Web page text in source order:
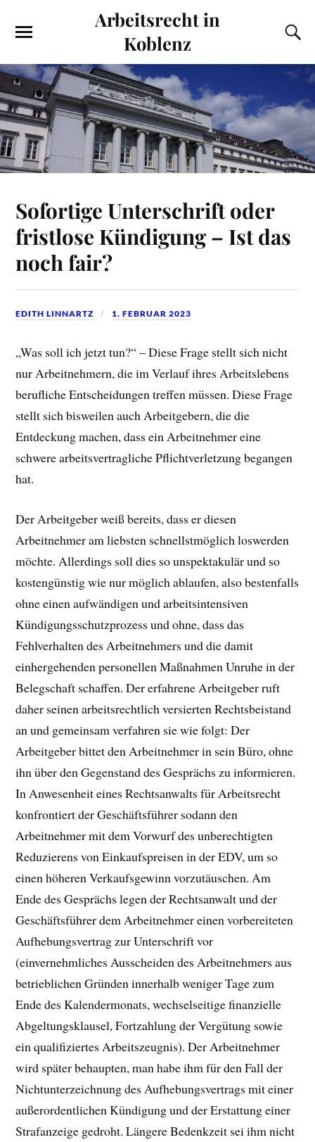
Arbeitsrecht in
Koblenz
Sofortige Unterschrift oder
fristlose Kündigung – Ist das
noch fair?
EDITH LINNARTZ 1. FEBRUAR 2023
„Was soll ich jetzt tun?“ – Diese Frage stellt sich nicht
nur Arbeitnehmern, die im Verlauf ihres Arbeitslebens
berufliche Entscheidungen treffen müssen. Diese Frage
stellt sich bisweilen auch Arbeitgebern, die die
Entdeckung machen, dass ein Arbeitnehmer eine
schwere arbeitsvertragliche Pflichtverletzung begangen
hat.
Der Arbeitgeber weiß bereits, dass er diesen
Arbeitnehmer am liebsten schnellstmöglich loswerden
möchte. Allerdings soll dies so unspektakulär und so
kostengünstig wie nur möglich ablaufen, also bestenfalls
ohne einen aufwändigen und arbeitsintensiven
Kündigungsschutzprozess und ohne, dass das
Fehlverhalten des Arbeitnehmers und die damit
einhergehenden personellen Maßnahmen Unruhe in der
Belegschaft schaffen. Der erfahrene Arbeitgeber ruft
daher seinen arbeitsrechtlich versierten Rechtsbeistand
an und gemeinsam verfahren sie wie folgt: Der
Arbeitgeber bittet den Arbeitnehmer in sein Büro, ohne
ihn über den Gegenstand des Gesprächs zu informieren.
In Anwesenheit eines Rechtsanwalts für Arbeitsrecht
konfrontiert der Geschäftsführer sodann den
Arbeitnehmer mit dem Vorwurf des unberechtigten
Reduzierens von Einkaufspreisen in der EDV, um so
einen höheren Verkaufsgewinn vorzutäuschen. Am
Ende des Gesprächs legen der Rechtsanwalt und der
Geschäftsführer dem Arbeitnehmer einen vorbereiteten
Aufhebungsvertrag zur Unterschrift vor
(einvernehmliches Ausscheiden des Arbeitnehmers aus
betrieblichen Gründen innerhalb weniger Tage zum
Ende des Kalendermonats, wechselseitige finanzielle
Abgeltungsklausel, Fortzahlung der Vergütung sowie
ein qualifiziertes Arbeitszeugnis). Der Arbeitnehmer
wird später behaupten, man habe ihm für den Fall der
Nichtunterzeichnung des Aufhebungsvertrags mit einer
außerordentlichen Kündigung und der Erstattung einer
Strafanzeige gedroht. Längere Bedenkzeit sei ihm nicht